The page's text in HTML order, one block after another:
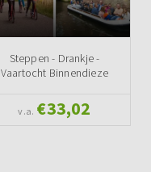
Steppen - Drankje -
Vaartocht Binnendieze
v.a. €33,02